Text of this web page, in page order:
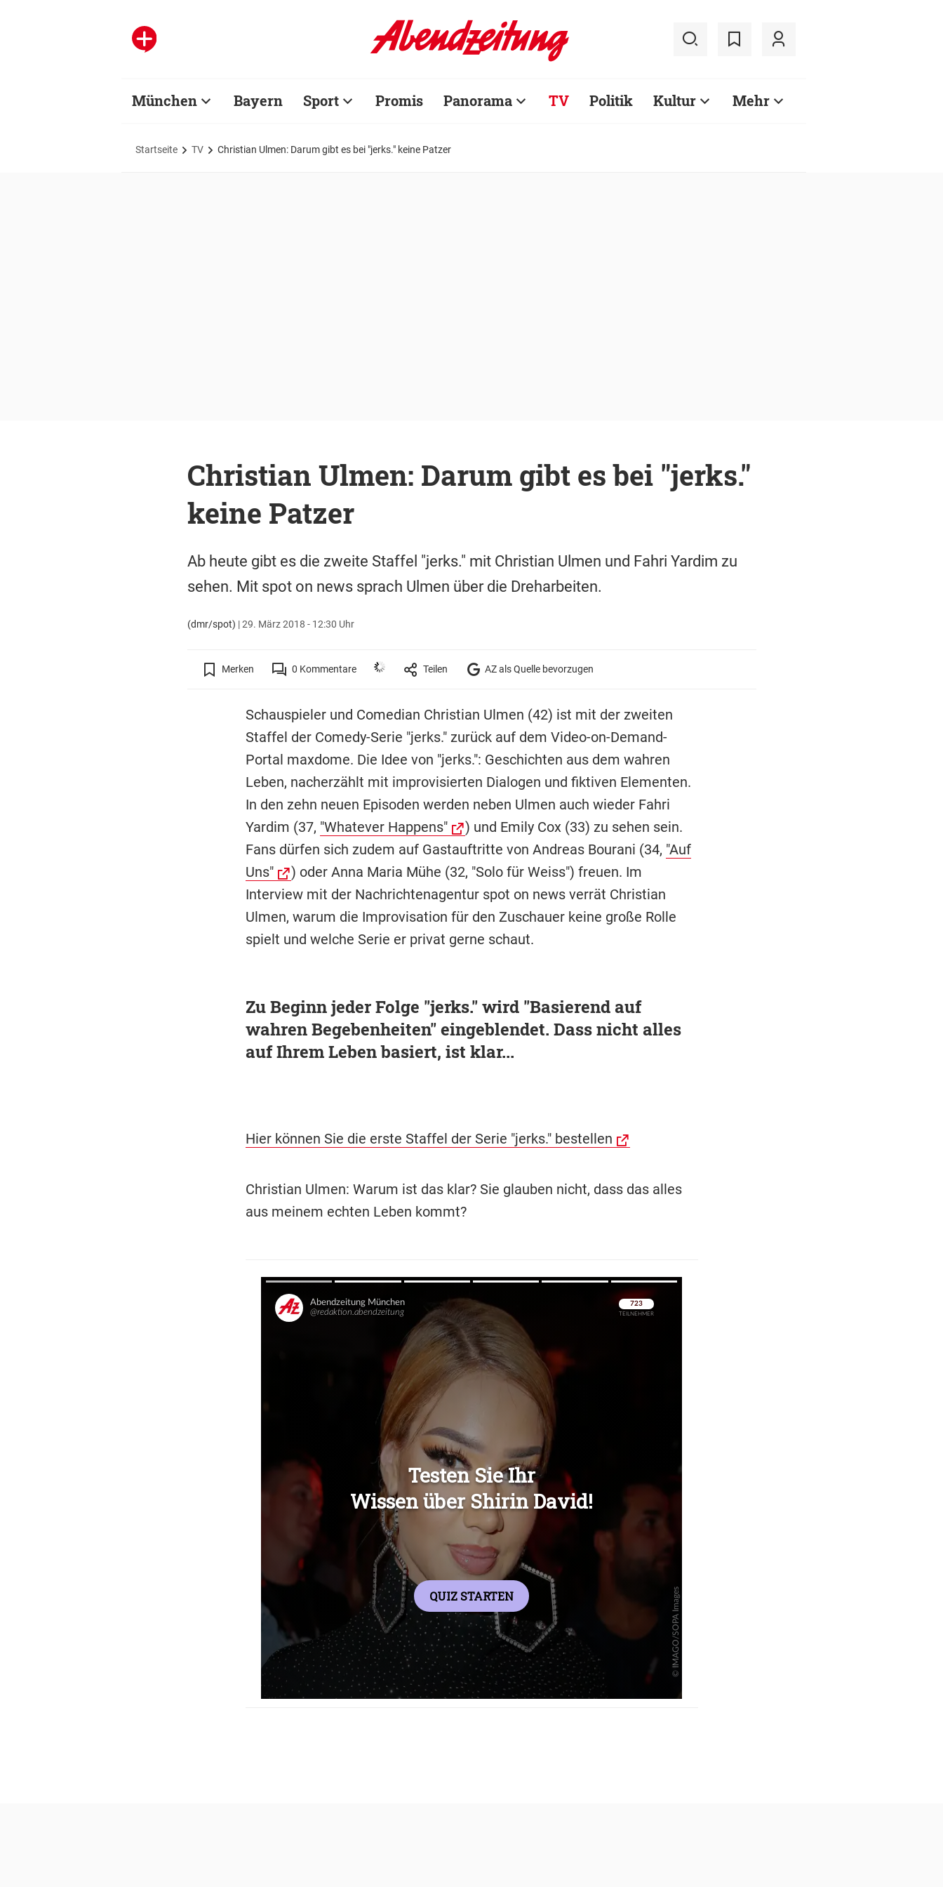
München Bayern Sport Promis Panorama TV Politik Kultur Mehr
Startseite TV Christian Ulmen: Darum gibt es bei "jerks." keine Patzer
Christian Ulmen: Darum gibt es bei "jerks."
keine Patzer
Ab heute gibt es die zweite Staffel "jerks." mit Christian Ulmen und Fahri Yardim zu
sehen. Mit spot on news sprach Ulmen über die Dreharbeiten.
(dmr/spot) |29. März 2018 - 12:30 Uhr
Merken 0 Kommentare Teilen AZ als Quelle bevorzugen
Schauspieler und Comedian Christian Ulmen (42) ist mit der zweiten
Staffel der Comedy-Serie "jerks." zurück auf dem Video-on-Demand-
Portal maxdome. Die Idee von "jerks.": Geschichten aus dem wahren
Leben, nacherzählt mit improvisierten Dialogen und fiktiven Elementen.
In den zehn neuen Episoden werden neben Ulmen auch wieder Fahri
Yardim (37, "Whatever Happens"
) und Emily Cox (33) zu sehen sein.
Fans dürfen sich zudem auf Gastauftritte von Andreas Bourani (34, "Auf
Uns"
) oder Anna Maria Mühe (32, "Solo für Weiss") freuen. Im
Interview mit der Nachrichtenagentur spot on news verrät Christian
Ulmen, warum die Improvisation für den Zuschauer keine große Rolle
spielt und welche Serie er privat gerne schaut.
Zu Beginn jeder Folge "jerks." wird "Basierend auf
wahren Begebenheiten" eingeblendet. Dass nicht alles
auf Ihrem Leben basiert, ist klar...
Hier können Sie die erste Staffel der Serie "jerks." bestellen
Christian Ulmen: Warum ist das klar? Sie glauben nicht, dass das alles
aus meinem echten Leben kommt?
Überspringen